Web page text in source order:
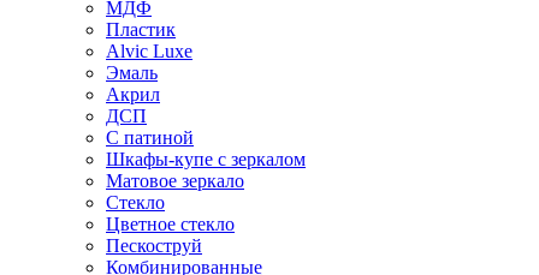
МДФ
Пластик
Alvic Luxe
Эмаль
Акрил
ДСП
С патиной
Шкафы-купе с зеркалом
Матовое зеркало
Стекло
Цветное стекло
Пескоструй
Комбинированные